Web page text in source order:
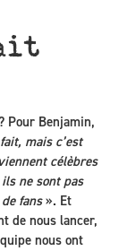
Pour Benjamin,
mais c’est
célèbres
ne sont pas
fans». Et
de nous lancer,
nous ont